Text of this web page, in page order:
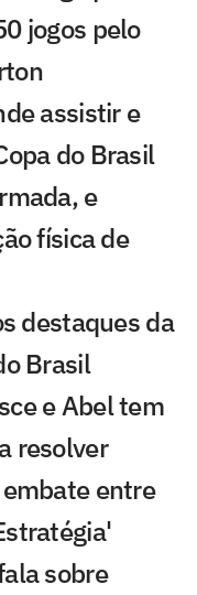
jogos pelo
assistir e
do Brasil
e
física de
destaques da
Brasil
e Abel tem
resolver
entre
sobre